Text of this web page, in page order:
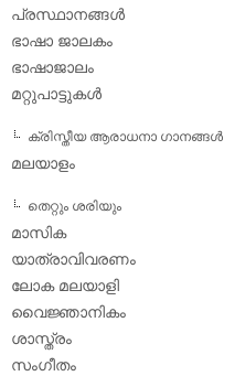
പ്രസ്ഥാനങ്ങള്‍
ഭാഷാ ജാലകം
ഭാഷാജാലം
മറ്റുപാട്ടുകള്‍
ക്രിസ്തീയ ആരാധനാ ഗാനങ്ങള്‍
മലയാളം
തെറ്റും ശരിയും
മാസിക
യാത്രാവിവരണം
ലോക മലയാളി
വൈജ്ഞാനികം
ശാസ്ത്രം
സംഗീതം